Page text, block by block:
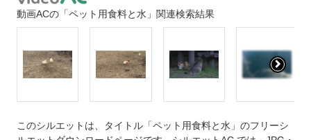
動画ACの「ペット用食料と水」関連検索結果
このシルエットは、タイトル「ペット用食料と水」のフリーシ